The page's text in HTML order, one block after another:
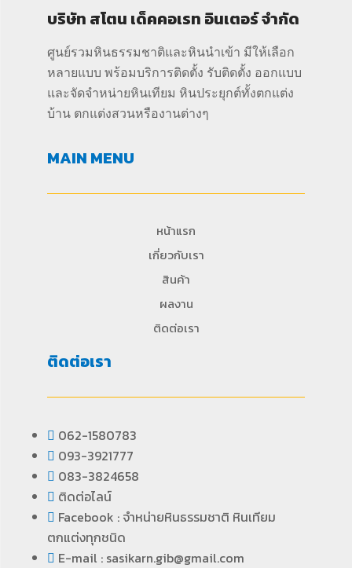
บริษัท สโตน เด็คคอเรท อินเตอร์ จำกัด
ศูนย์รวมหินธรรมชาติและหินนำเข้า มีให้เลือก
หลายแบบ พร้อมบริการติดตั้ง รับติดตั้ง ออกแบบ
และจัดจำหน่ายหินเทียม หินประยุกต์ทั้งตกแต่ง
บ้าน ตกแต่งสวนหรืองานต่างๆ
MAIN MENU
หน้าแรก
เกี่ยวกับเรา
สินค้า
ผลงาน
ติดต่อเรา
ติดต่อเรา
062-1580783
093-3921777
083-3824658
ติดต่อไลน์
Facebook : จำหน่ายหินธรรมชาติ หินเทียม
ตกแต่งทุกชนิด
E-mail : sasikarn.gib@gmail.com